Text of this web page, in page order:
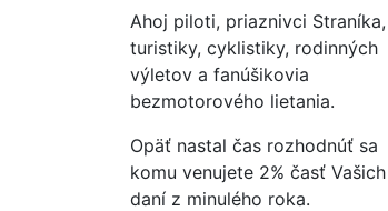
Ahoj piloti, priaznivci Straníka,
turistiky, cyklistiky, rodinných
výletov a fanúšikovia
bezmotorového lietania.
Opäť nastal čas rozhodnúť sa
komu venujete 2% časť Vašich
daní z minulého roka.